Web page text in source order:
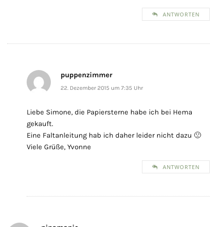
ANTWORTEN
puppenzimmer
22. Dezember 2015 um 7:35 Uhr
Liebe Simone, die Papiersterne habe ich bei Hema
gekauft.
Eine Faltanleitung hab ich daher leider nicht dazu 🙁
Viele Grüße, Yvonne
ANTWORTEN